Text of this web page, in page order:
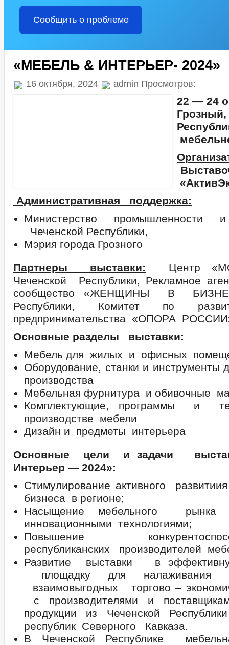
Сообщить о проблеме
«МЕБЕЛЬ & ИНТЕРЬЕР- 2024»
16 октября, 2024 admin Просмотров:
22 — 24
Административная поддержка:
Министерство
Чеченской Республики,
Мэрия города Грозного
Партнеры выставки: Центр
Чеченской Республики, Рекламное
сообщество «ЖЕНЩИНЫ В
Республики, Комитет по
предпринимательства «ОПОРА
Основные разделы выставки:
Мебель для жилых и офисных
Оборудование, станки и инструменты
производства
Мебельная фурнитура и обивочные
Комплектующие, программы и
производстве мебели
Дизайн и предметы интерьера
Основные цели и задачи
Интерьер — 2024»:
Стимулирование активного
бизнеса в регионе;
Насыщение мебельного рынка
инновационными технологиями;
Повышение
республиканских производителей
Развитие выставки в
площадку для налаживания и
взаимовыгодных торгово –
с производителями и
продукции из Чеченской
республик Северного Кавказа.
В Чеченской Республике